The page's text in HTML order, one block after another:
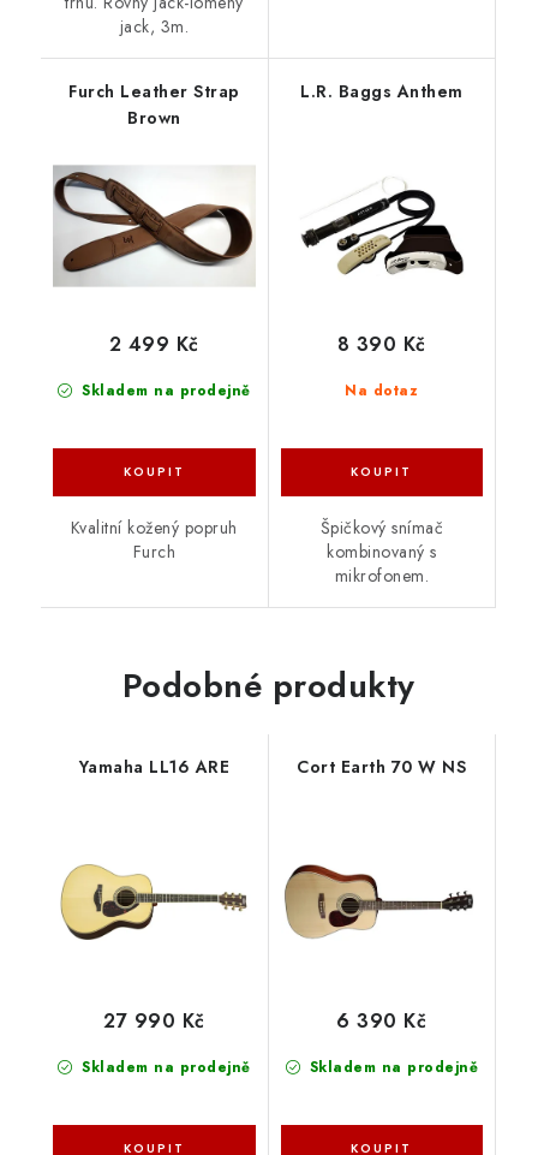
jack, 3m.
Furch Leather Strap
Brown
Skladem na prodejně
2 499 Kč
Kvalitní kožený popruh
Furch
L.R. Baggs Anthem
Na dotaz
8 390 Kč
Špičkový snímač
kombinovaný s
mikrofonem.
Podobné produkty
Yamaha LL16 ARE
Skladem na prodejně
27 990 Kč
Cort Earth 70 W NS
Skladem na prodejně
6 390 Kč